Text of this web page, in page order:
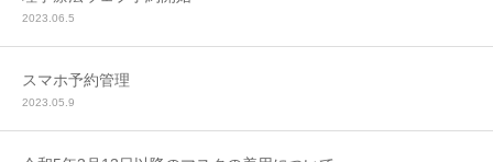
2023.06.5
スマホ予約管理
2023.05.9